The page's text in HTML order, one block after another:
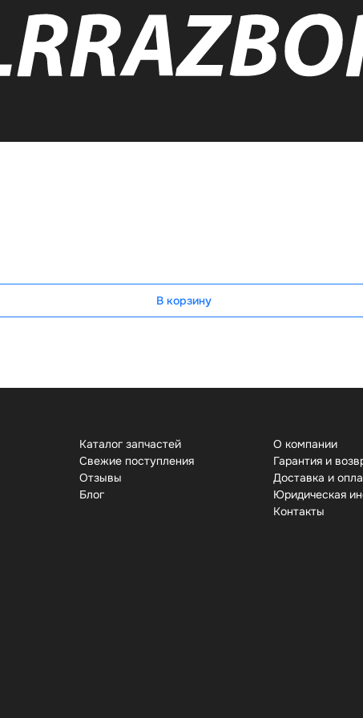
В корзину
Каталог запчастей
Свежие поступления
Отзывы
Бло
О компании
Гарантия и
Доставка и
Юридическая
Контакты